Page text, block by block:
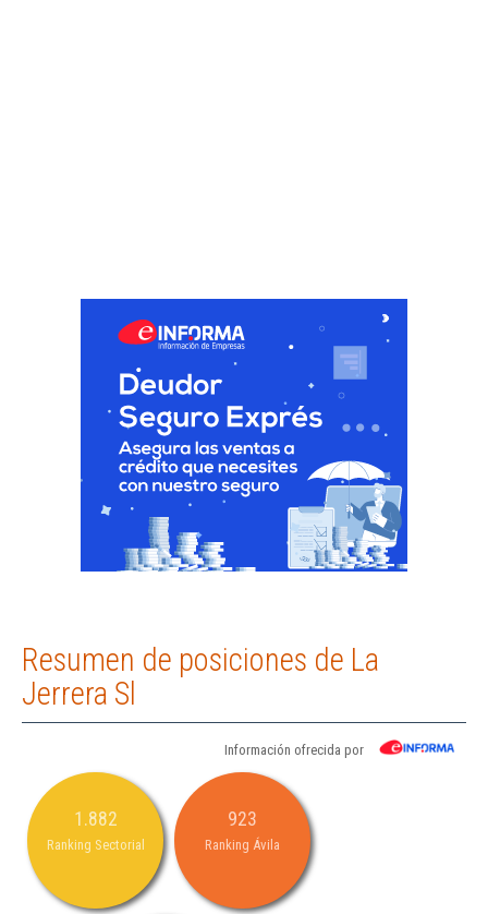
Resumen de posiciones de La
Jerrera Sl
Información ofrecida por
1.882
Ranking Sectorial
923
Ranking Ávila